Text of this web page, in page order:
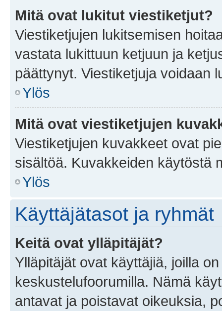
Mitä ovat lukitut viestiketjut?
Viestiketjujen lukitsemisen
vastata lukittuun ketjuun ja
päättynyt. Viestiketjuja voidaan
Ylös
Mitä ovat viestiketjujen
Viestiketjujen kuvakkeet ovat
sisältöä. Kuvakkeiden käytöstä
Ylös
Käyttäjätasot ja ryhmät
Keitä ovat ylläpitäjät?
Ylläpitäjät ovat käyttäjiä, joilla
keskustelufoorumilla. Nämä
antavat ja poistavat oikeuksia,